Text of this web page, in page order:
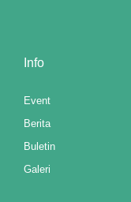
giriş
Info
Event
Berita
Buletin
Galeri